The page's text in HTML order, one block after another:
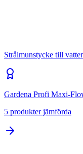
Strålmunstycke till
Gardena Profi Maxi-
5 produkter jämförda